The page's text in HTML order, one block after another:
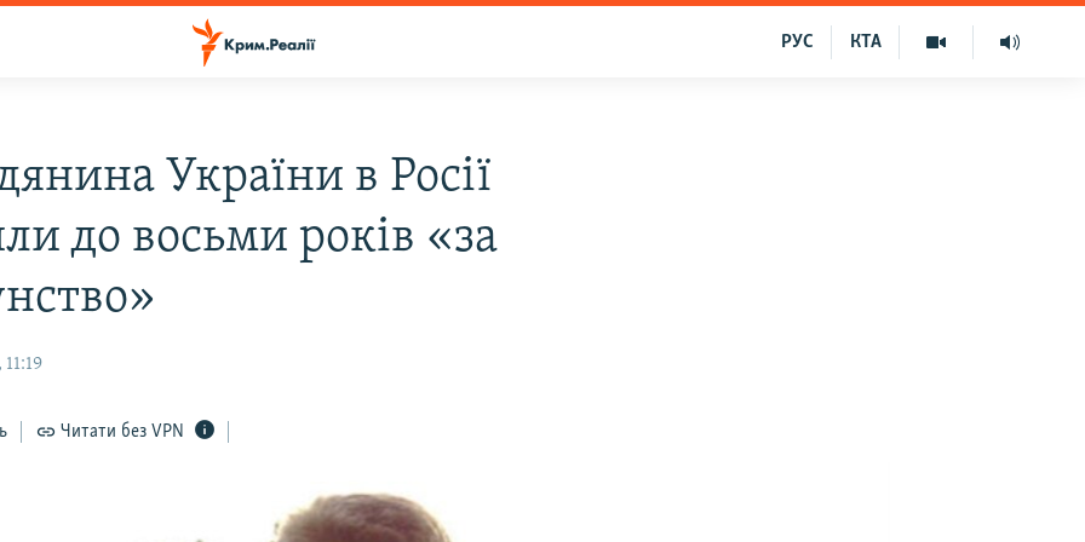
КТА
РУС
України в Росії
до восьми років «за
Читати без VPN